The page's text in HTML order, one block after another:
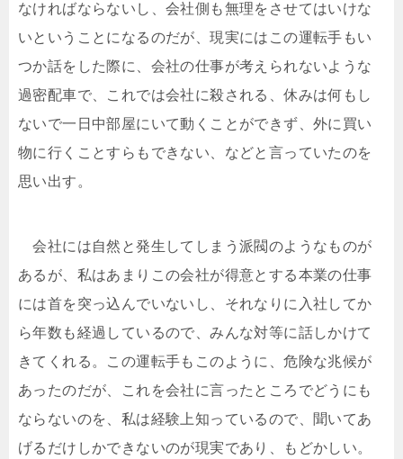
なければならないし、会社側も無理をさせてはいけな
いということになるのだが、現実にはこの運転手もい
つか話をした際に、会社の仕事が考えられないような
過密配車で、これでは会社に殺される、休みは何もし
ないで一日中部屋にいて動くことができず、外に買い
物に行くことすらもできない、などと言っていたのを
思い出す。
会社には自然と発生してしまう派閥のようなものが
あるが、私はあまりこの会社が得意とする本業の仕事
には首を突っ込んでいないし、それなりに入社してか
ら年数も経過しているので、みんな対等に話しかけて
きてくれる。この運転手もこのように、危険な兆候が
あったのだが、これを会社に言ったところでどうにも
ならないのを、私は経験上知っているので、聞いてあ
げるだけしかできないのが現実であり、もどかしい。